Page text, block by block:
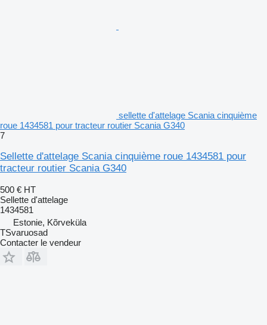
sellette d'attelage Scania cinquième
roue 1434581 pour tracteur routier Scania G340
7
Sellette d'attelage Scania cinquième roue 1434581 pour
tracteur routier Scania G340
500 € HT
Sellette d'attelage
1434581
Estonie, Kõrveküla
TSvaruosad
Contacter le vendeur